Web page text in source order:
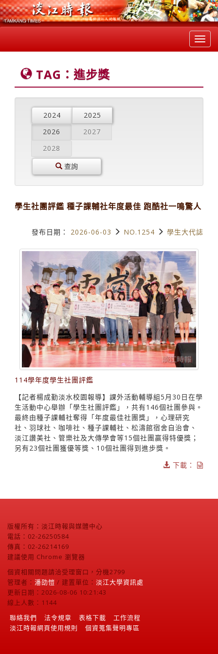
TAG：進步獎
2024
2025
2026
2027
2028
查詢
學生社團評鑑 種子課輔社年度最佳 跑酷社一鳴驚人
發布日期： 2026-06-03 NO.1254 學生大代誌
114學年度學生社團評鑑
【記者楊成勤淡水校園報導】課外活動輔導組5月30日在學
生活動中心舉辦「學生社團評鑑」，共有146個社團參與。
最終由種子課輔社奪得「年度最佳社團獎」，心理研究
社、羽球社、咖啡社、種子課輔社、松濤館宿舍自治會、
淡江讚美社、管樂社及大傳學會等15個社團贏得特優獎；
另有23個社團獲優等獎、10個社團得到進步獎。
下載：
版權所有：淡江時報與媒體中心
電話：02-26250584
傳真：02-26214169
建議使用 Chrome 瀏覽器
個資相關問題請洽受理窗口，分機2799
管理者： 潘劭愷 / 建置單位： 淡江大學資訊處
更新日期：2026-08-06 10:21:43
線上人數：1144
聯絡我們
法令規章 表格下載
工作流程
淡江時報網頁使用規則
個資蒐集聲明專區